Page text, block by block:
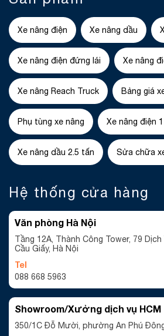
Xe nâng điện Xe nâng dầu
Xe nâng điện đứng lái Xe nâng
Xe nâng Reach Truck Bảng giá
Phụ tùng xe nâng Xe nâng điện
Xe nâng dầu 2.5 tấn Sửa chữa
Hệ thống cửa hàng
Văn phòng Hà Nội
Tầng 12A, Thành Công Tower, 79
Cầu Giấy, Hà Nội
Tel
088 668 5963
Showroom/Xưởng dịch vụ HCM
350/1C Đỗ Mười, phường An Phú